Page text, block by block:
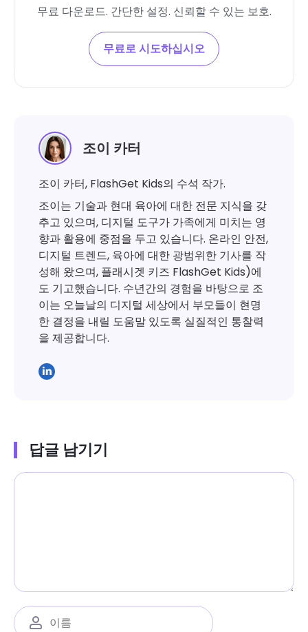
무료 다운로드. 간단한 설정. 신뢰할 수 있는 보호.
무료로 시도하십시오
조이 카터
조이 카터, FlashGet Kids의 수석 작가.
조이는 기술과 현대 육아에 대한 전문 지식을 갖
추고 있으며, 디지털 도구가 가족에게 미치는 영
향과 활용에 중점을 두고 있습니다. 온라인 안전,
디지털 트렌드, 육아에 대한 광범위한 기사를 작
성해 왔으며, 플래시겟 키즈 FlashGet Kids)에
도 기고했습니다. 수년간의 경험을 바탕으로 조
이는 오늘날의 디지털 세상에서 부모들이 현명
한 결정을 내릴 도움말 있도록 실질적인 통찰력
을 제공합니다.
답글 남기기